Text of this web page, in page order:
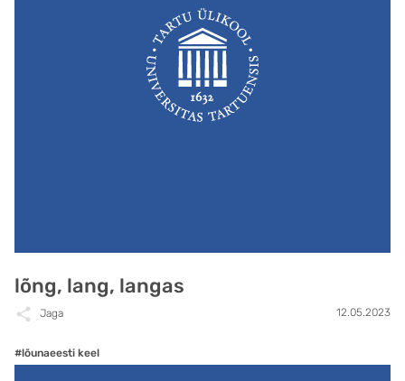
lõng, lang, langas
Jaga 12.05.2023
#lõunaeesti keel